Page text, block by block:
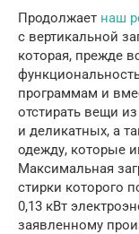
Продолжает наш
с вертикальной
которая, прежде
программам и
отстирать вещи
и деликатных, а
одежду, которые
Максимальная
стирки которого
0,13 кВт
заявленному